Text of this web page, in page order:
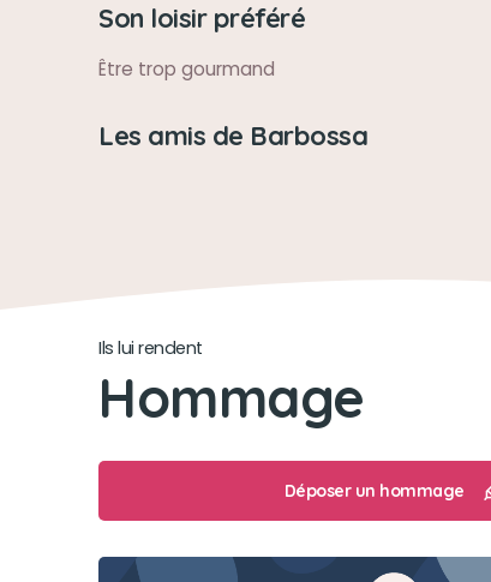
Son loisir préféré
Être trop gourmand
Les amis de Barbossa
Ils lui rendent
Hommage
Déposer un hommage